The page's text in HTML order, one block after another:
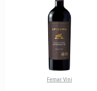
Femar Vini